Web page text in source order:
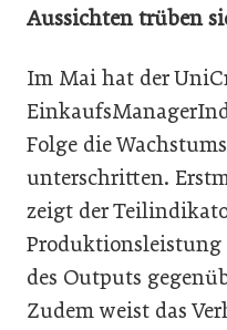
Aussichten trüben
Im Mai hat der
Folge die
unterschritten.
zeigt der
Produktionsleistung
des Outputs
Zudem weist das